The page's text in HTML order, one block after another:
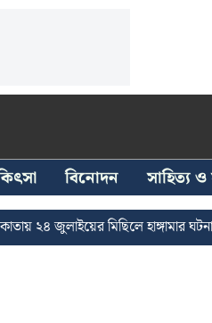
বিনোদন সাহিত্য ও
জুলাইয়ের মিছিলে হাঙ্গামার ঘটনায়